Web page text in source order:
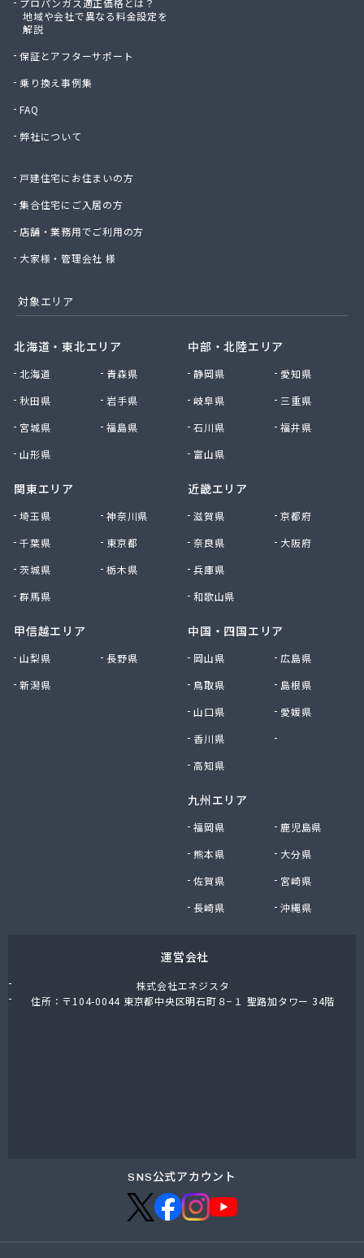
株式会社木村徳蔵商店
株式会社野口商店
株式会社柳屋
株式会社鈴木屋
関口商店
関東エア・ウォーター株式会社 府中営業所
丸松燃料店
丸島石油瓦斯販売
丸由工材株式会社
久保田商店
協栄石油瓦斯株式会社
桐山商店
串田燃料店
熊谷化学株式会社
原島燃料店
古姓商店
五十嵐燃料店
江本商店
高橋商店
佐藤燃料店
佐野商店
坂本燃料店
三ツ輪液化瓦斯株式会社 東京営業所
三喜屋商店
上千葉プロパン
地域や会社で異なる料金設定を
解説
保証とアフターサポート
乗り換え事例集
FAQ
弊社について
戸建住宅にお住まいの方
集合住宅にご入居の方
店舗・業務用でご利用の方
大家様・管理会社 様
対象エリア
北海道・東北エリア
北海道
青森県
秋田県
岩手県
宮城県
福島県
山形県
関東エリア
埼玉県
神奈川県
千葉県
東京都
茨城県
栃木県
群馬県
甲信越エリア
山梨県
長野県
新潟県
中部・北陸エリア
静岡県
愛知県
岐阜県
三重県
石川県
福井県
富山県
近畿エリア
滋賀県
京都府
奈良県
大阪府
兵庫県
和歌山県
中国・四国エリア
岡山県
広島県
鳥取県
島根県
山口県
愛媛県
香川県
高知県
九州エリア
福岡県
鹿児島県
熊本県
大分県
佐賀県
宮崎県
長崎県
沖縄県
運営会社
株式会社エネジスタ
住所：〒104-0044 東京都中央区明石町８−１ 聖路加タワー 34階
SNS公式アカウント